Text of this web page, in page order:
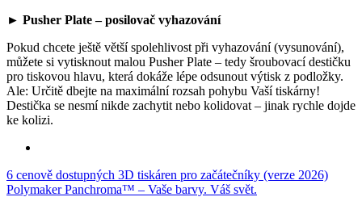
► Pusher Plate – posilovač vyhazování
Pokud chcete ještě větší spolehlivost při vyhazování (vysunování),
můžete si vytisknout malou Pusher Plate – tedy šroubovací destičku
pro tiskovou hlavu, která dokáže lépe odsunout výtisk z podložky.
Ale: Určitě dbejte na maximální rozsah pohybu Vaší tiskárny!
Destička se nesmí nikde zachytit nebo kolidovat – jinak rychle dojde
ke kolizi.
6 cenově dostupných 3D tiskáren pro začátečníky (verze 2026)
Polymaker Panchroma™ – Vaše barvy. Váš svět.